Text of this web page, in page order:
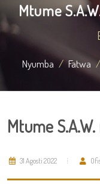
Mtume
Nyumba Fatwa
Mtume
31 Agosti 2022